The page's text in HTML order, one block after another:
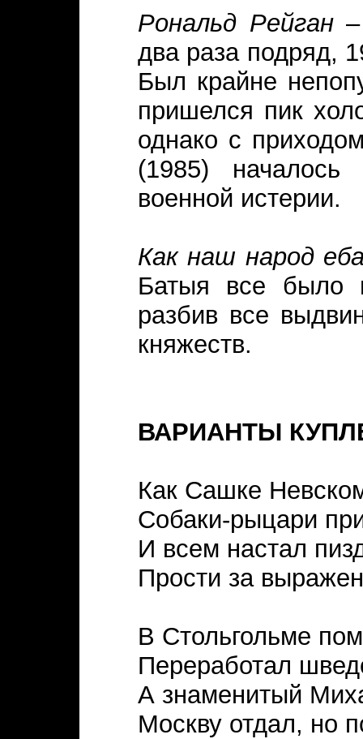
Рональд Рейган–
два раза подряд,
Был крайне
пришелся пик
однако с
(1985)
военной истерии.
Как наш народ
Батыя все было
разбив все
княжеств.
ВАРИАНТЫ
Как Сашке
Собаки-рыцари
И всем настал
Прости за
В Стольгольме
Переработал
А знаменитый
Москву отдал, но